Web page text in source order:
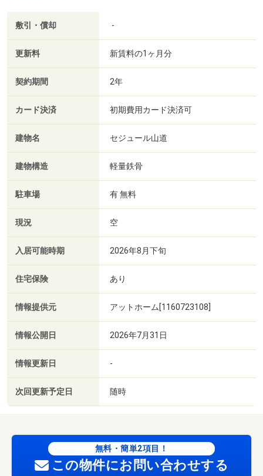
敷引・償却 -
更新料 新賃料の1ヶ月分
契約期間 2年
カード決済 初期費用カード決済可
建物名 セジュール山道
建物構造 軽量鉄骨
駐車場 有 無料
現況 空
入居可能時期 2026年8月下旬
住宅保険 あり
情報提供元 アットホーム[1160723108]
情報公開日 2026年7月31日
情報更新日 -
次回更新予定日 随時
無料・簡単2項目！
この物件にお問い合わせする